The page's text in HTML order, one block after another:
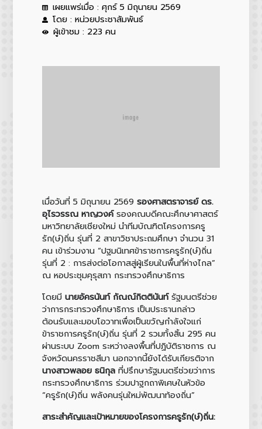
เผยแพร่เมื่อ : ศุกร์ 5 มิถุนายน 2569
โดย : หน่วยประชาสัมพันธ์
ผู้เข้าชม : 223 คน
เมื่อวันที่ 5 มิถุนายน 2569 รองศาสตราจารย์ ดร.
อุไรวรรณ หาญวงค์รองคณบดีคณะศึกษาศาสตร์
มหาวิทยาลัยเชียงใหม่ นำทีมบัณฑิตโครงการครู
รัก(ษ์)ถิ่น รุ่นที่ 2 สาขาวิชาประถมศึกษา จำนวน 31
คน เข้าร่วมงาน “ปฐมนิเทศข้าราชการครูรัก(ษ์)ถิ่น
รุ่นที่ 2 : การส่งต่อโอกาสสู่ผู้เรียนในพื้นที่ห่างไกล”
ณ หอประชุมคุรุสภา กระทรวงศึกษาธิการ
โดยมี นายอัครนันท์ กัณณ์กิตตินันท์รัฐมนตรีช่วย
ว่าการกระทรวงศึกษาธิการ เป็นประธานกล่าว
ต้อนรับและมอบโอวาทเพื่อเป็นขวัญกำลังใจแก่
ข้าราชการครูรัก(ษ์)ถิ่น รุ่นที่ 2 รวมทั้งสิ้น 295 คน
ผ่านระบบ Zoom ระหว่างลงพื้นที่ปฏิบัติราชการ ณ
จังหวัดนครราชสีมา นอกจากนี้ยังได้รับเกียรติจาก
นางสาวพลอย ธนิกุลที่ปรึกษารัฐมนตรีช่วยว่าการ
กระทรวงศึกษาธิการ ร่วมปาฐกถาพิเศษในหัวข้อ
“ครูรัก(ษ์)ถิ่น พลังคนรุ่นใหม่พัฒนาท้องถิ่น”
สาระสำคัญและเป้าหมายของโครงการครูรัก(ษ์)ถิ่น: